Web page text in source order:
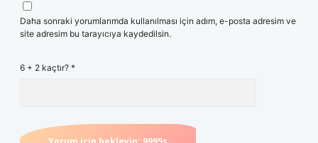
Daha sonraki yorumlarımda kullanılması için adım, e-posta adresim ve
site adresim bu tarayıcıya kaydedilsin.
6 + 2 kaçtır? *